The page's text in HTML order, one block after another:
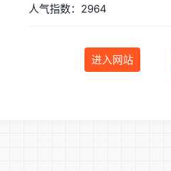
人气指数：2964
进入网站